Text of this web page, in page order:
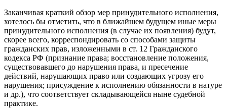
Заканчивая краткий обзор мер принудительного исполнения,
хотелось бы отметить, что в ближайшем будущем иные меры
принудительного исполнения (в случае их появления) будут,
скорее всего, корреспондировать со способами защиты
гражданских прав, изложенными в ст. 12 Гражданского
кодекса РФ (признание права; восстановление положения,
существовавшего до нарушения права, и пресечение
действий, нарушающих право или создающих угрозу его
нарушения; присуждение к исполнению обязанности в натуре
и др.), что соответствует складывающейся ныне судебной
практике.